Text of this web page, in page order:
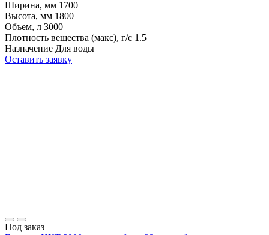
Ширина, мм 1700
Высота, мм 1800
Объем, л 3000
Плотность вещества (макс), г/с 1.5
Назначение Для воды
Оставить заявку
Под заказ